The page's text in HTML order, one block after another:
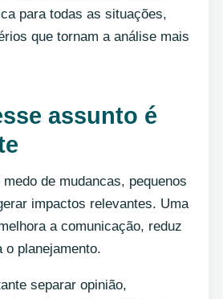
para todas as situações,
que tornam a análise mais
assunto é
de mudancas, pequenos
impactos relevantes. Uma
a comunicação, reduz
planejamento.
separar opinião,